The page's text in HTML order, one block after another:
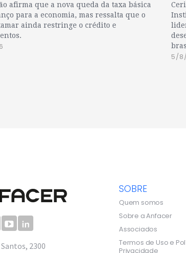
afirma que a nova queda da taxa básica
para a economia, mas ressalta que o
ainda restringe o crédito e
5/
2300
SOBRE
Quem somos
Sobre a Anfacer
Associados
Termos de Uso e
Privacidade